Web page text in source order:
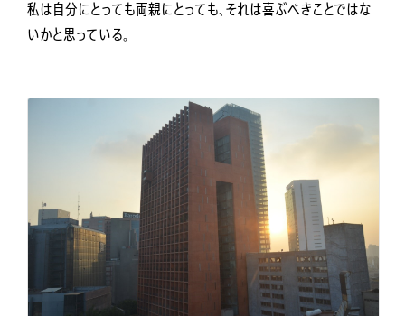
私は自分にとっても両親にとっても、それは喜ぶべきことではな
いかと思っている。